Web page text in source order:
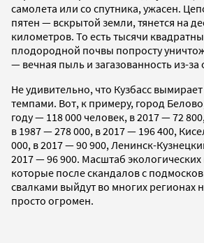
самолета или со спутника, ужасен.
пятен — вскрытой земли, тянется на
километров. То есть тысячи
плодородной почвы попросту
— вечная пыль и загазованность из-за
Не удивительно, что Кузбасс
темпами. Вот, к примеру, город
году — 118 000 человек, в 2017 — 72
в 1987 — 278 000, в 2017 — 196 400,
000, в 2017 — 90 900, Ленинск-
2017 — 96 900. Масштаб
которые после скандалов с
свалками выйдут во многих регионах
просто огромен.